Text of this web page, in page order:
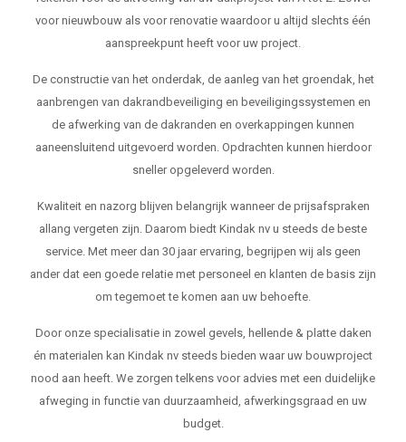
voor nieuwbouw als voor renovatie waardoor u altijd slechts één
aanspreekpunt heeft voor uw project.
De constructie van het onderdak, de aanleg van het groendak, het
aanbrengen van dakrandbeveiliging en beveiligingssystemen en
de afwerking van de dakranden en overkappingen kunnen
aaneensluitend uitgevoerd worden. Opdrachten kunnen hierdoor
sneller opgeleverd worden.
Kwaliteit en nazorg blijven belangrijk wanneer de prijsafspraken
allang vergeten zijn. Daarom biedt Kindak nv u steeds de beste
service. Met meer dan 30 jaar ervaring, begrijpen wij als geen
ander dat een goede relatie met personeel en klanten de basis zijn
om tegemoet te komen aan uw behoefte.
Door onze specialisatie in zowel gevels, hellende & platte daken
én materialen kan Kindak nv steeds bieden waar uw bouwproject
nood aan heeft. We zorgen telkens voor advies met een duidelijke
afweging in functie van duurzaamheid, afwerkingsgraad en uw
budget.